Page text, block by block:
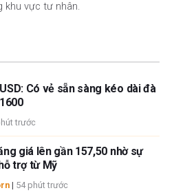
khu vực tư nhân.
Có vẻ sẵn sàng kéo dài đà
trước
giá lên gần 157,50 nhờ sự
trợ từ Mỹ
| 54 phút trước